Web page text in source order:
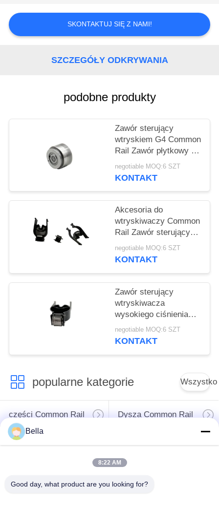
AKTUALNOŚCI
SITEMAP
SKONTAKTUJ SIĘ Z NAMI!
SZCZEGÓŁY ODKRYWANIA
podobne produkty
Zawór sterujący
wtryskiem G4 Common
Rail Zawór płytkowy z
otworami dla Denso
Piezo
negotiable MOQ:6 SZT
KONTAKT
Akcesoria do
wtryskiwaczy Common
Rail Zawór sterujący
28373983 Do oleju
napędowego 625C
negotiable MOQ:6 SZT
KONTAKT
Zawór sterujący
wtryskiwacza
wysokiego ciśnienia
Części do silników
Diesla 9308-625C
negotiable MOQ:6 SZT
KONTAKT
popularne kategorie Wszystko
części Common Rail Dysza Common Rail
Zawór sterujący
Wtryskiwacz
Tłok pompy
Stanowisko testowe
Bella
8:22 AM
Good day, what product are you looking for?